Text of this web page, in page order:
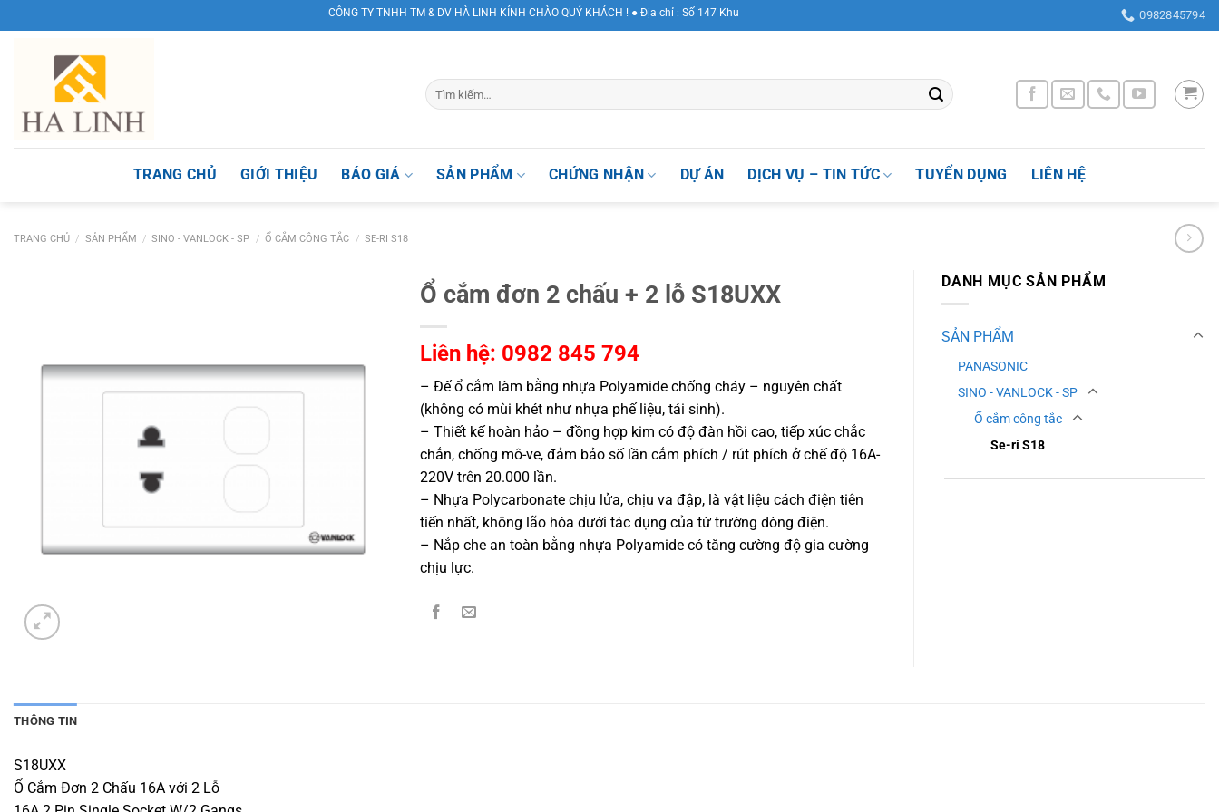
to
CÔNG TY TNHH TM & DV HÀ LINH KÍNH CHÀO QUÝ KHÁCH ! ● Địa chỉ : Số 147 Khuất Duy Tiến, Phường Nhân Chính , Quận Thanh Xuân, Thành phố Hà Nội, Việt Nam 0982845794
TRANG CHỦ GIỚI THIỆU BÁO GIÁ SẢN PHẨM CHỨNG NHẬN DỰ ÁN DỊCH VỤ – TIN TỨC TUYỂN DỤNG LIÊN HỆ
TRANG CHỦ / SẢN PHẨM / SINO - VANLOCK - SP / Ổ CẮM CÔNG TẮC / SE-RI S18
Ổ cắm đơn 2 chấu + 2 lỗ S18UXX
Liên hệ: 0982 845 794
– Đế ổ cắm làm bằng nhựa Polyamide chống cháy – nguyên chất
(không có mùi khét như nhựa phế liệu, tái sinh).
– Thiết kế hoàn hảo – đồng hợp kim có độ đàn hồi cao, tiếp xúc chắc
chắn, chống mô-ve, đảm bảo số lần cắm phích / rút phích ở chế độ 16A-
220V trên 20.000 lần.
– Nhựa Polycarbonate chịu lửa, chịu va đập, là vật liệu cách điện tiên
tiến nhất, không lão hóa dưới tác dụng của từ trường dòng điện.
– Nắp che an toàn bằng nhựa Polyamide có tăng cường độ gia cường
chịu lực.
DANH MỤC SẢN PHẨM
SẢN PHẨM
PANASONIC
SINO - VANLOCK - SP
Ổ cắm công tắc
Se-ri S18
THÔNG TIN
S18UXX
Ổ Cắm Đơn 2 Chấu 16A với 2 Lỗ